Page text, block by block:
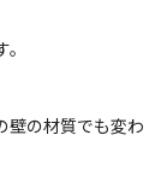
壁の材質でも変わ